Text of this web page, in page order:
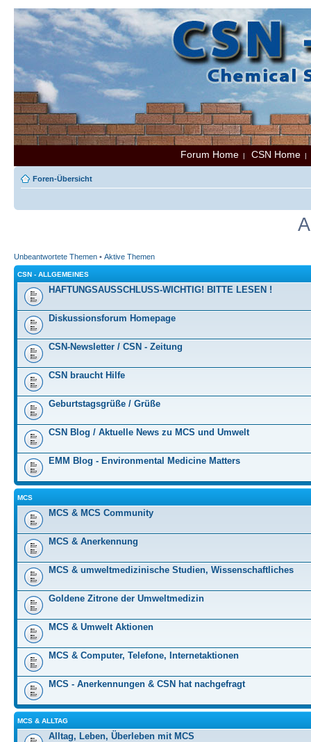
Forum Home | CSN Home
Foren-Übersicht
Unbeantwortete Themen • Aktive Themen
CSN - ALLGEMEINES
HAFTUNGSAUSSCHLUSS-WICHTIG! BITTE LESEN !
Diskussionsforum Homepage
CSN-Newsletter / CSN - Zeitung
CSN braucht Hilfe
Geburtstagsgrüße / Grüße
CSN Blog / Aktuelle News zu MCS und Umwelt
EMM Blog - Environmental Medicine Matters
MCS
MCS & MCS Community
MCS & Anerkennung
MCS & umweltmedizinische Studien, Wissenschaftliches
Goldene Zitrone der Umweltmedizin
MCS & Umwelt Aktionen
MCS & Computer, Telefone, Internetaktionen
MCS - Anerkennungen & CSN hat nachgefragt
MCS & ALLTAG
Alltag, Leben, Überleben mit MCS